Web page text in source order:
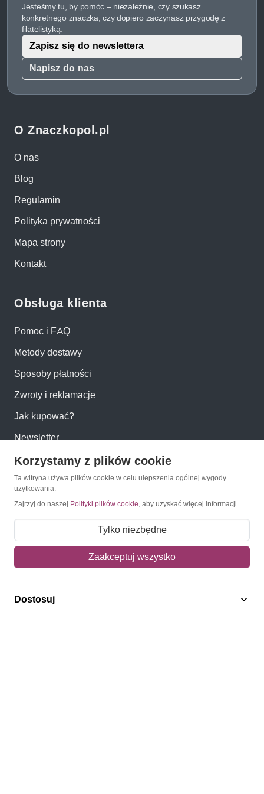
Jesteśmy tu, by pomóc – niezależnie, czy szukasz
konkretnego znaczka, czy dopiero zaczynasz przygodę z
filatelistyką.
Napisz do nas
Zapisz się do newslettera
O Znaczkopol.pl
O nas
Blog
Regulamin
Polityka prywatności
Mapa strony
Kontakt
Obsługa klienta
Pomoc i FAQ
Metody dostawy
Sposoby płatności
Zwroty i reklamacje
Jak kupować?
Newsletter
Konto
Moje konto
Mój koszyk
Adres dostawy
Polecamy
Korzystamy z plików cookie
Ta witryna używa plików cookie w celu ulepszenia ogólnej wygody
użytkowania.
Zajrzyj do naszej Polityki plików cookie, aby uzyskać więcej informacji.
Tylko niezbędne
Zaakceptuj wszystko
Dostosuj